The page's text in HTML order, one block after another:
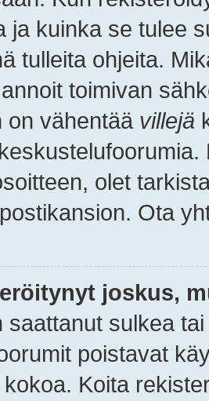
ja kuinka se tulee
tulleita ohjeita.
toimivan
on vähentää villejä
olet
Ota
joskus,
saattanut sulkea
poistavat
Koita